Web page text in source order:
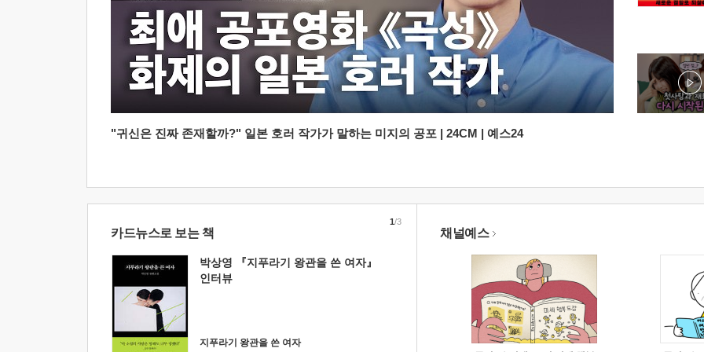
"귀신은 진짜 존재할까?" 일본 호러 작가가 말하는 미지의 공포 | 24CM | 예스24
카드뉴스로 보는 책
박상영 『지푸라기 왕관을 쓴 여자』
인터뷰
지푸라기 왕관을 쓴 여자
1/3
채널예스